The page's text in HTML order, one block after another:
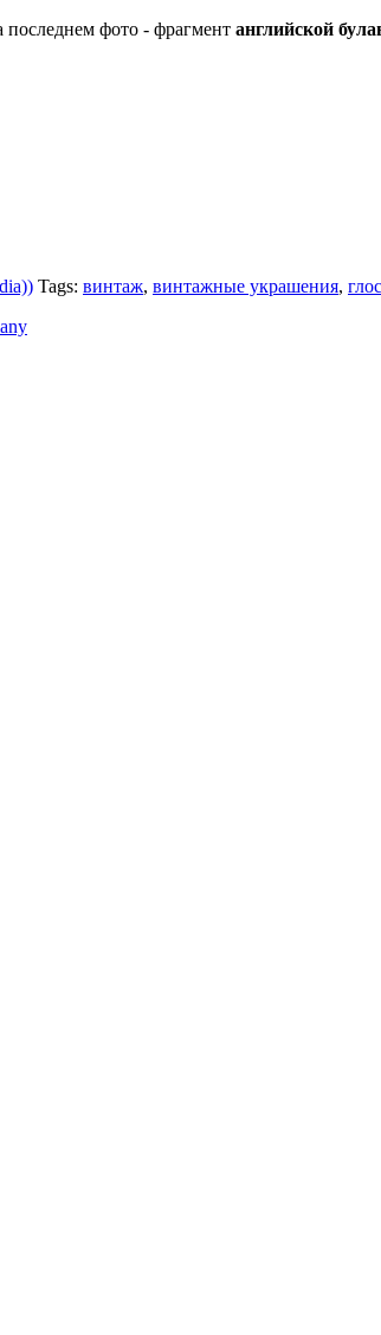
фото - фрагмент английской
Tags: винтаж, винтажные украшения,